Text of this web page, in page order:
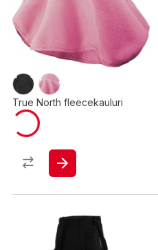
True North fleecekauluri